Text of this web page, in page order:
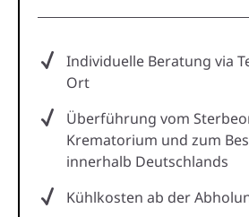
Individuelle Beratung via
Ort
Überführung vom
Krematorium und zum
innerhalb Deutschlands
Kühlkosten ab der